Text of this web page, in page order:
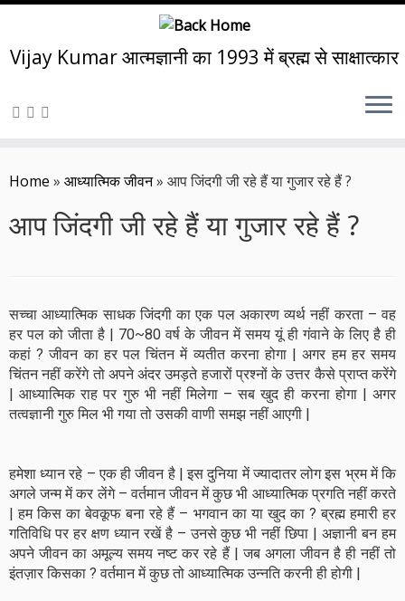
to
Vijay Kumar आत्मज्ञानी का 1993 में ब्रह्म से साक्षात्कार
Home » आध्यात्मिक जीवन» आप जिंदगी जी रहे हैं या गुजार रहे हैं ?
आप जिंदगी जी रहे हैं या गुजार रहे हैं ?
सच्चा आध्यात्मिक साधक जिंदगी का एक पल अकारण व्यर्थ नहीं करता – वह
हर पल को जीता है | 70~80 वर्ष के जीवन में समय यूं ही गंवाने के लिए है ही
कहां ? जीवन का हर पल चिंतन में व्यतीत करना होगा | अगर हम हर समय
चिंतन नहीं करेंगे तो अपने अंदर उमड़ते हजारों प्रश्नों के उत्तर कैसे प्राप्त करेंगे
| आध्यात्मिक राह पर गुरु भी नहीं मिलेगा – सब खुद ही करना होगा | अगर
तत्वज्ञानी गुरु मिल भी गया तो उसकी वाणी समझ नहीं आएगी |
हमेशा ध्यान रहे – एक ही जीवन है | इस दुनिया में ज्यादातर लोग इस भ्रम में कि
अगले जन्म में कर लेंगे – वर्तमान जीवन में कुछ भी आध्यात्मिक प्रगति नहीं करते
| हम किस का बेवकूफ बना रहे हैं – भगवान का या खुद का ? ब्रह्म हमारी हर
गतिविधि पर हर क्षण ध्यान रखें है – उनसे कुछ भी नहीं छिपा | अज्ञानी बन हम
अपने जीवन का अमूल्य समय नष्ट कर रहे हैं | जब अगला जीवन है ही नहीं तो
इंतज़ार किसका ? वर्तमान में कुछ तो आध्यात्मिक उन्नति करनी ही होगी |